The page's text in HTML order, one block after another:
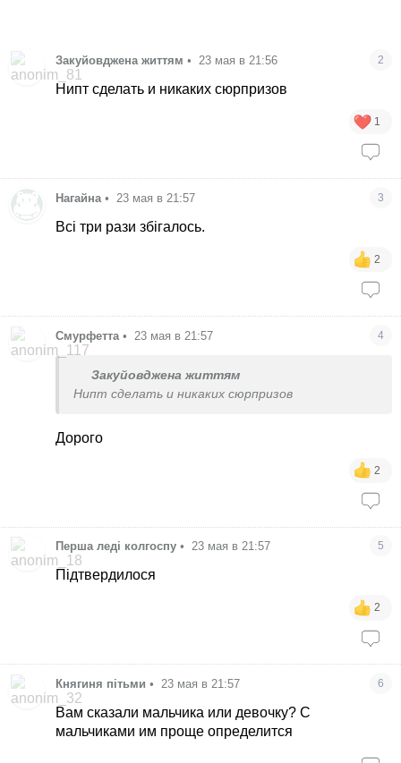
Закуйовджена життям • 23 мая в 21:56 2
Нипт сделать и никаких сюрпризов
1
Нагайна • 23 мая в 21:57 3
Всі три рази збігалось.
2
Смурфетта • 23 мая в 21:57 4
Закуйовджена життям
Нипт сделать и никаких сюрпризов
Дорого
2
Перша леді колгоспу • 23 мая в 21:57 5
Підтвердилося
2
Княгиня пітьми • 23 мая в 21:57 6
Вам сказали мальчика или девочку? С
мальчиками им проще определится